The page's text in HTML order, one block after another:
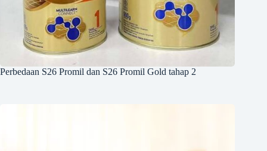
Perbedaan S26 Promil dan S26 Promil Gold tahap 2